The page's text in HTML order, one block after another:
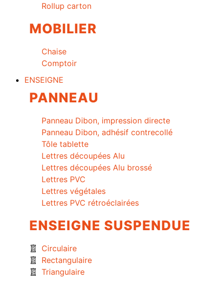
Rollup carton
MOBILIER
Chaise
Comptoir
ENSEIGNE
PANNEAU
Panneau Dibon, impression directe
Panneau Dibon, adhésif contrecollé
Tôle tablette
Lettres découpées Alu
Lettres découpées Alu brossé
Lettres PVC
Lettres végétales
Lettres PVC rétroéclairées
ENSEIGNE SUSPENDUE
Circulaire
Rectangulaire
Triangulaire